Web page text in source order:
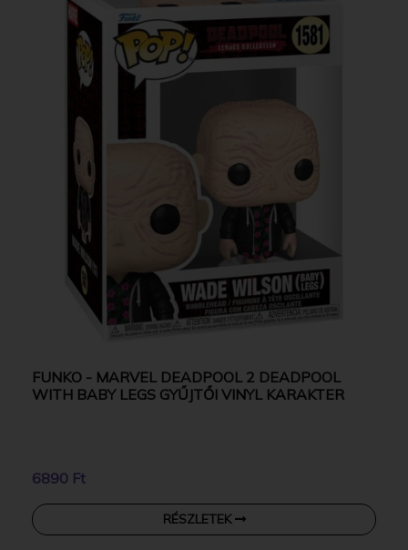
FUNKO - MARVEL DEADPOOL 2 DEADPOOL
WITH BABY LEGS GYŰJTŐI VINYL KARAKTER
6890 Ft
RÉSZLETEK